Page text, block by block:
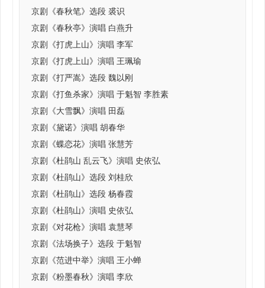
京剧《春秋笔》选段 裘识
京剧《春秋亭》演唱 白燕升
京剧《打虎上山》演唱 李军
京剧《打虎上山》演唱 王珮瑜
京剧《打严嵩》选段 魏以刚
京剧《打鱼杀家》演唱 于魁智 李胜素
京剧《大雪飘》演唱 田磊
京剧《黛诺》演唱 胡春华
京剧《蝶恋花》演唱 张慧芳
京剧《杜鹃山 乱云飞》演唱 史依弘
京剧《杜鹃山》选段 刘桂欣
京剧《杜鹃山》选段 杨春霞
京剧《杜鹃山》演唱 史依弘
京剧《对花枪》演唱 袁慧琴
京剧《法场换子》选段 于魁智
京剧《范进中举》演唱 王小蝉
京剧《粉墨春秋》演唱 李欣